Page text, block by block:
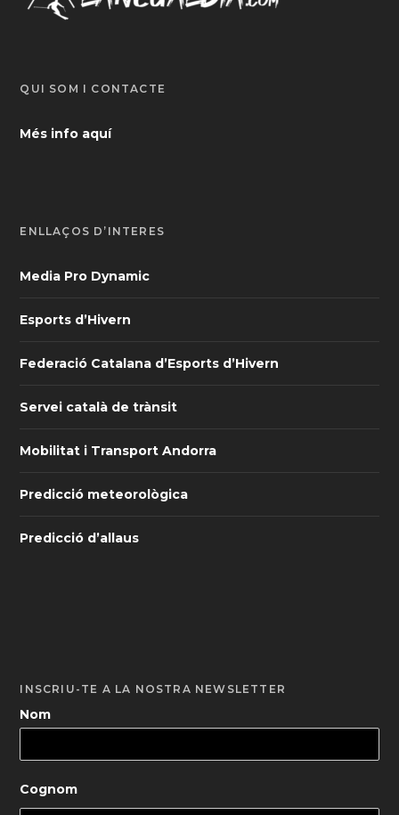
QUI SOM I CONTACTE
Més info aquí
ENLLAÇOS D’INTERÈS
Media Pro Dynamic
Esports d’Hivern
Federació Catalana d’Esports d’Hivern
Servei català de trànsit
Mobilitat i Transport Andorra
Predicció meteorològica
Predicció d’allaus
INSCRIU-TE A LA NOSTRA NEWSLETTER
Nom
Cognom